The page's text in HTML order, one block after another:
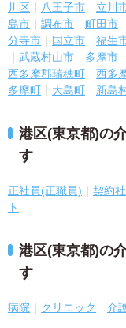
川区
八王子市 立川
島市
調布市 町田市
分寺市
国立市 福生
武蔵村山市
多摩市
西多摩郡瑞穂町
西多
多摩町
大島町 新島
港区(東京都)の
す
正社員(正職員) 契約
ト
港区(東京都)の
す
病院 クリニック 介